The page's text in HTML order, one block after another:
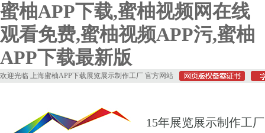
蜜柚APP下载,蜜柚视频网在线
观看免费,蜜柚视频APP污,蜜柚
APP下载最新版
欢迎光临 上海蜜柚APP下载展览展示制作工厂 官方网站
15年展览展示制作工厂